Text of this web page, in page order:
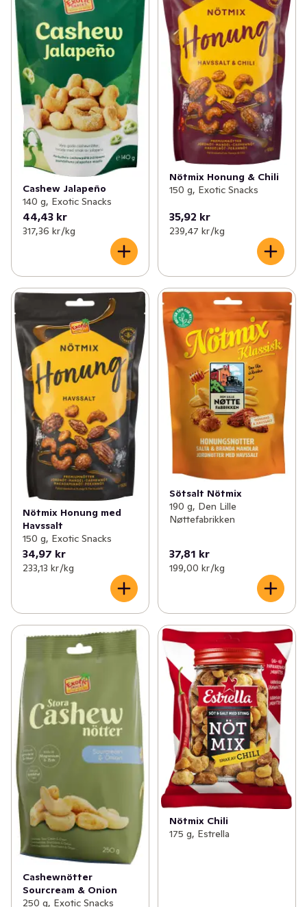
Cashew Jalapeño
140 g, Exotic Snacks
44,43 kr
317,36 kr /kg
Nötmix Honung & Chili
150 g, Exotic Snacks
35,92 kr
239,47 kr /kg
Nötmix Honung med
Havssalt
150 g, Exotic Snacks
34,97 kr
233,13 kr /kg
Sötsalt Nötmix
190 g, Den Lille
Nøttefabrikken
37,81 kr
199,00 kr /kg
Cashewnötter
Sourcream & Onion
250 g, Exotic Snacks
Nötmix Chili
175 g, Estrella